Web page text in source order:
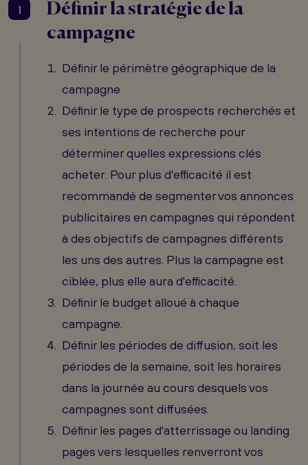
1
Définir la stratégie de la
campagne
Définir le périmètre géographique de la
campagne
Définir le type de prospects recherchés et
ses intentions de recherche pour
déterminer quelles expressions clés
acheter. Pour plus d'efficacité il est
recommandé de segmenter vos annonces
publicitaires en campagnes qui répondent
à des objectifs de campagnes différents
les uns des autres. Plus la campagne est
ciblée, plus elle aura d'efficacité.
Définir le budget alloué à chaque
campagne.
Définir les périodes de diffusion, soit les
périodes de la semaine, soit les horaires
dans la journée au cours desquels vos
campagnes sont diffusées.
Définir les pages d'atterrissage ou landing
pages vers lesquelles renverront vos